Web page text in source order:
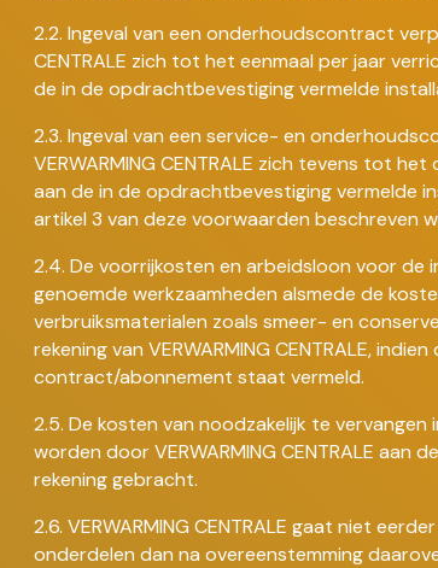
2.2. Ingeval van een onderhoudscontract
CENTRALE zich tot het eenmaal per jaar
de in de opdrachtbevestiging vermelde
2.3. Ingeval van een service- en
VERWARMING CENTRALE zich tevens tot
aan de in de opdrachtbevestiging vermelde
artikel 3 van deze voorwaarden beschreven
2.4. De voorrijkosten en arbeidsloon voor de
genoemde werkzaamheden alsmede de
verbruiksmaterialen zoals smeer- en
rekening van VERWARMING CENTRALE,
contract/abonnement staat vermeld.
2.5. De kosten van noodzakelijk te
worden door VERWARMING CENTRALE aan
rekening gebracht.
2.6. VERWARMING CENTRALE gaat niet
onderdelen dan na overeenstemming